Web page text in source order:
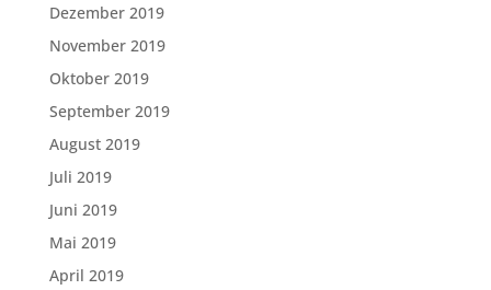
Dezember 2019
November 2019
Oktober 2019
September 2019
August 2019
Juli 2019
Juni 2019
Mai 2019
April 2019